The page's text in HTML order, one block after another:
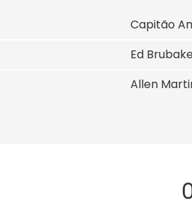
Capitão
Ed
Allen